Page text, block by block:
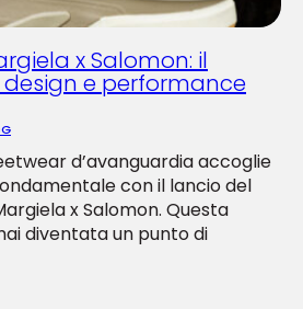
x Salomon: il
e performance
d’avanguardia accoglie
con il lancio del
x Salomon. Questa
diventata un punto di